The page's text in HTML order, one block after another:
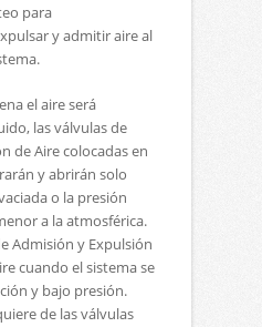
para
y admitir aire al
el aire será
las válvulas de
de Aire colocadas en
y abrirán solo
o la presión
a la atmosférica.
Admisión y Expulsión
cuando el sistema se
y bajo presión.
de las válvulas